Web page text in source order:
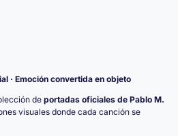
· Emoción convertida en objeto
de portadas oficiales de Pablo M.
visuales donde cada canción se